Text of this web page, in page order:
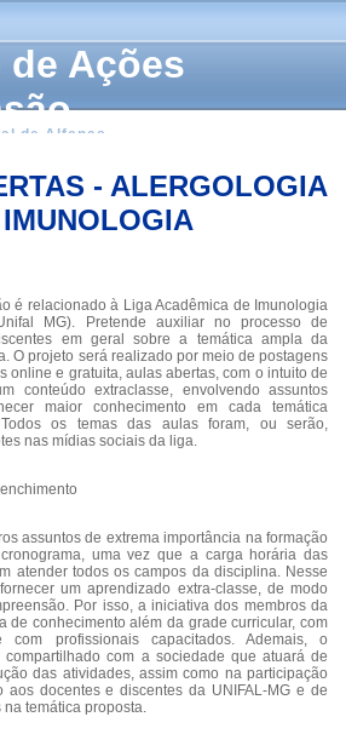
Ações
de Alfenas
- ALERGOLOGIA
é relacionado à Liga Acadêmica de Imunologia
MG). Pretende auxiliar no processo de
em geral sobre a temática ampla da
O projeto será realizado por meio de postagens
online e gratuita, aulas abertas, com o intuito de
conteúdo extraclasse, envolvendo assuntos
maior conhecimento em cada temática
os temas das aulas foram, ou serão,
nas mídias sociais da liga.
assuntos de extrema importância na formação
uma vez que a carga horária das
atender todos os campos da disciplina. Nesse
um aprendizado extra-classe, de modo
Por isso, a iniciativa dos membros da
de conhecimento além da grade curricular, com
com profissionais capacitados. Ademais, o
compartilhado com a sociedade que atuará de
das atividades, assim como na participação
aos docentes e discentes da UNIFAL-MG e de
temática proposta.